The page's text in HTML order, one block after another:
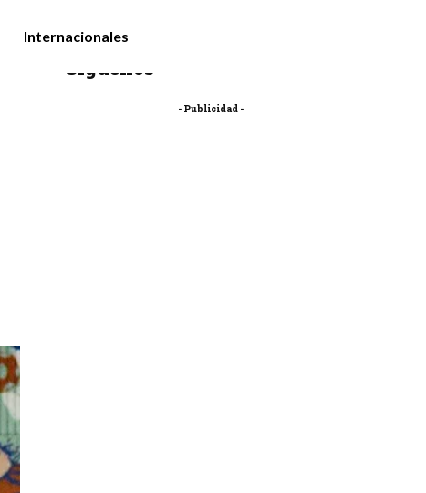
Internacionales
Síguenos
- Publicidad -